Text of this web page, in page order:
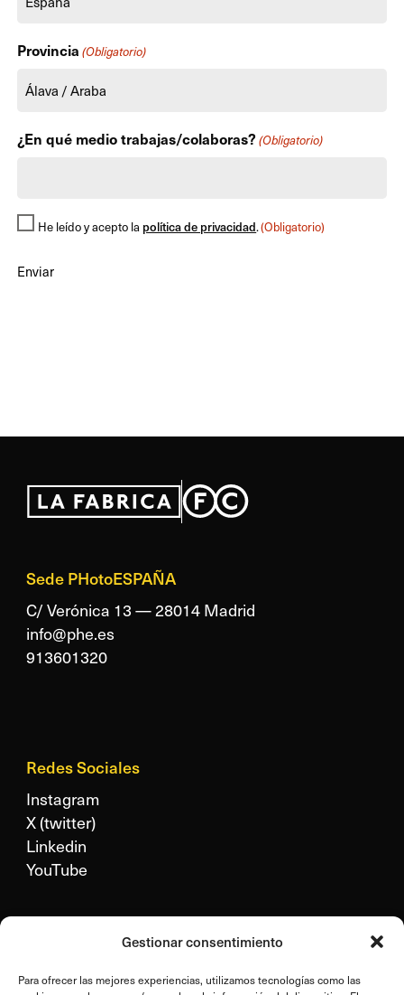
Gestionar consentimiento
Para ofrecer las mejores experiencias, utilizamos tecnologías como las
Provincia (Obligatorio)
¿En qué medio trabajas/colaboras? (Obligatorio)
Consentimiento
He leído y acepto la política de privacidad.(Obligatorio)
Sede PHotoESPAÑA
C/ Verónica 13 — 28014 Madrid
info@phe.es
913601320
Redes Sociales
Instagram
X (twitter)
Linkedin
YouTube